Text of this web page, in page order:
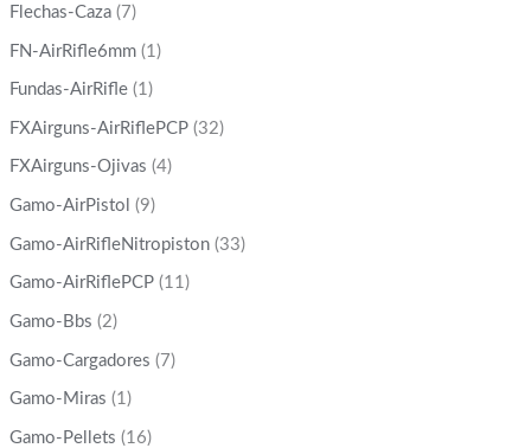
Flechas-Caza (7)
FN-AirRifle6mm (1)
Fundas-AirRifle (1)
FXAirguns-AirRiflePCP (32)
FXAirguns-Ojivas (4)
Gamo-AirPistol (9)
Gamo-AirRifleNitropiston (33)
Gamo-AirRiflePCP (11)
Gamo-Bbs (2)
Gamo-Cargadores (7)
Gamo-Miras (1)
Gamo-Pellets (16)